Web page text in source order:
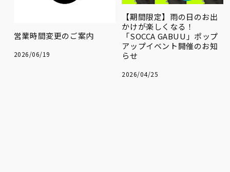
営業時間変更のご案内
2026/06/19
【期間限定】雨の日のお出
かけが楽しくなる！
「SOCCA GABUU」ポップ
アップイベント開催のお知
らせ
2026/04/25